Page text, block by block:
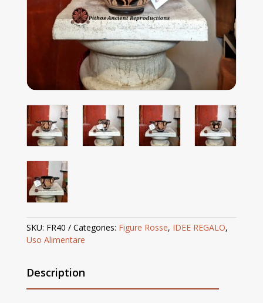
Description
SKU: FR40 Categories: Figure Rosse, IDEE REGALO,
Uso Alimentare